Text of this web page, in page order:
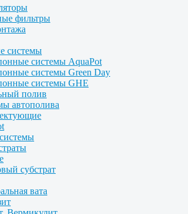
фильтры
системы
системы AquaPot
системы Green Day
системы GHE
полив
автополива
субстрат
вата